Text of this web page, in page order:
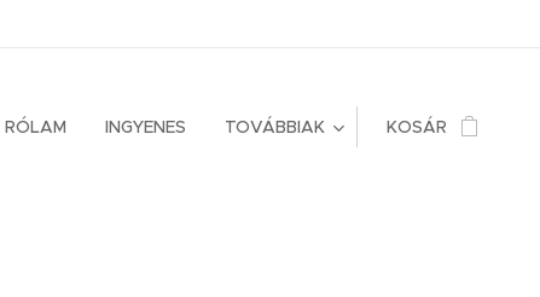
RÓLAM INGYENES TOVÁBBIAK KOSÁR